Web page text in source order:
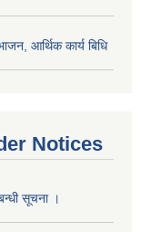
आर्थिक कार्य बिधि
Notices
सूचना ।